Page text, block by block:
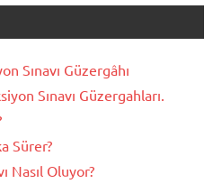
Sınavı Güzergâhı
Sınavı Güzergahları.
Sürer?
Nasıl Oluyor?